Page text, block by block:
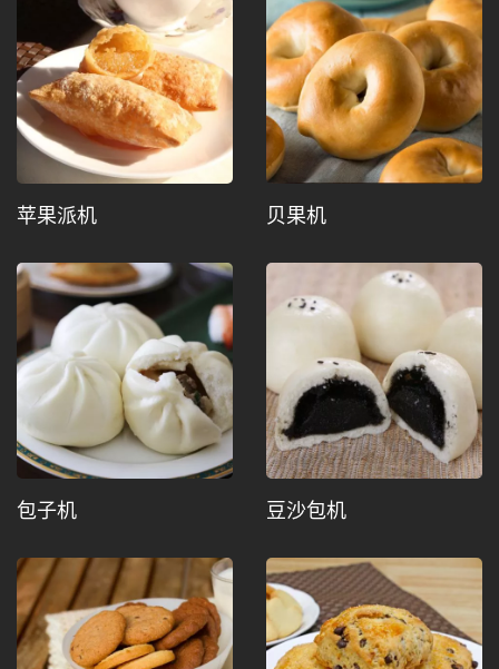
苹果派机 贝果机
包子机 豆沙包机